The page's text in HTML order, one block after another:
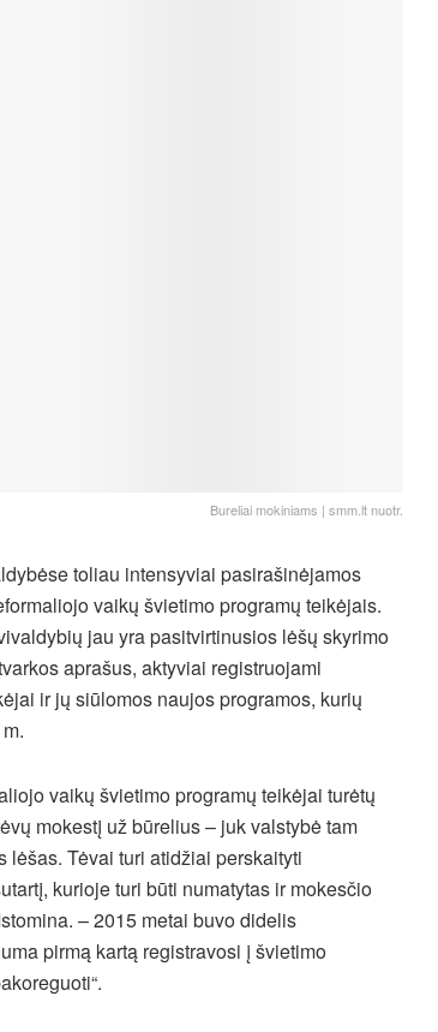
Bureliai mokiniams | smm.lt nuotr.
toliau intensyviai pasirašinėjamos
vaikų švietimo programų teikėjais.
jau yra pasitvirtinusios lėšų skyrimo
aprašus, aktyviai registruojami
ir jų siūlomos naujos programos, kurių
vaikų švietimo programų teikėjai turėtų
mokestį už būrelius – juk valstybė tam
lėšas. Tėvai turi atidžiai perskaityti
kurioje turi būti numatytas ir mokesčio
– 2015 metai buvo didelis
pirmą kartą registravosi į švietimo